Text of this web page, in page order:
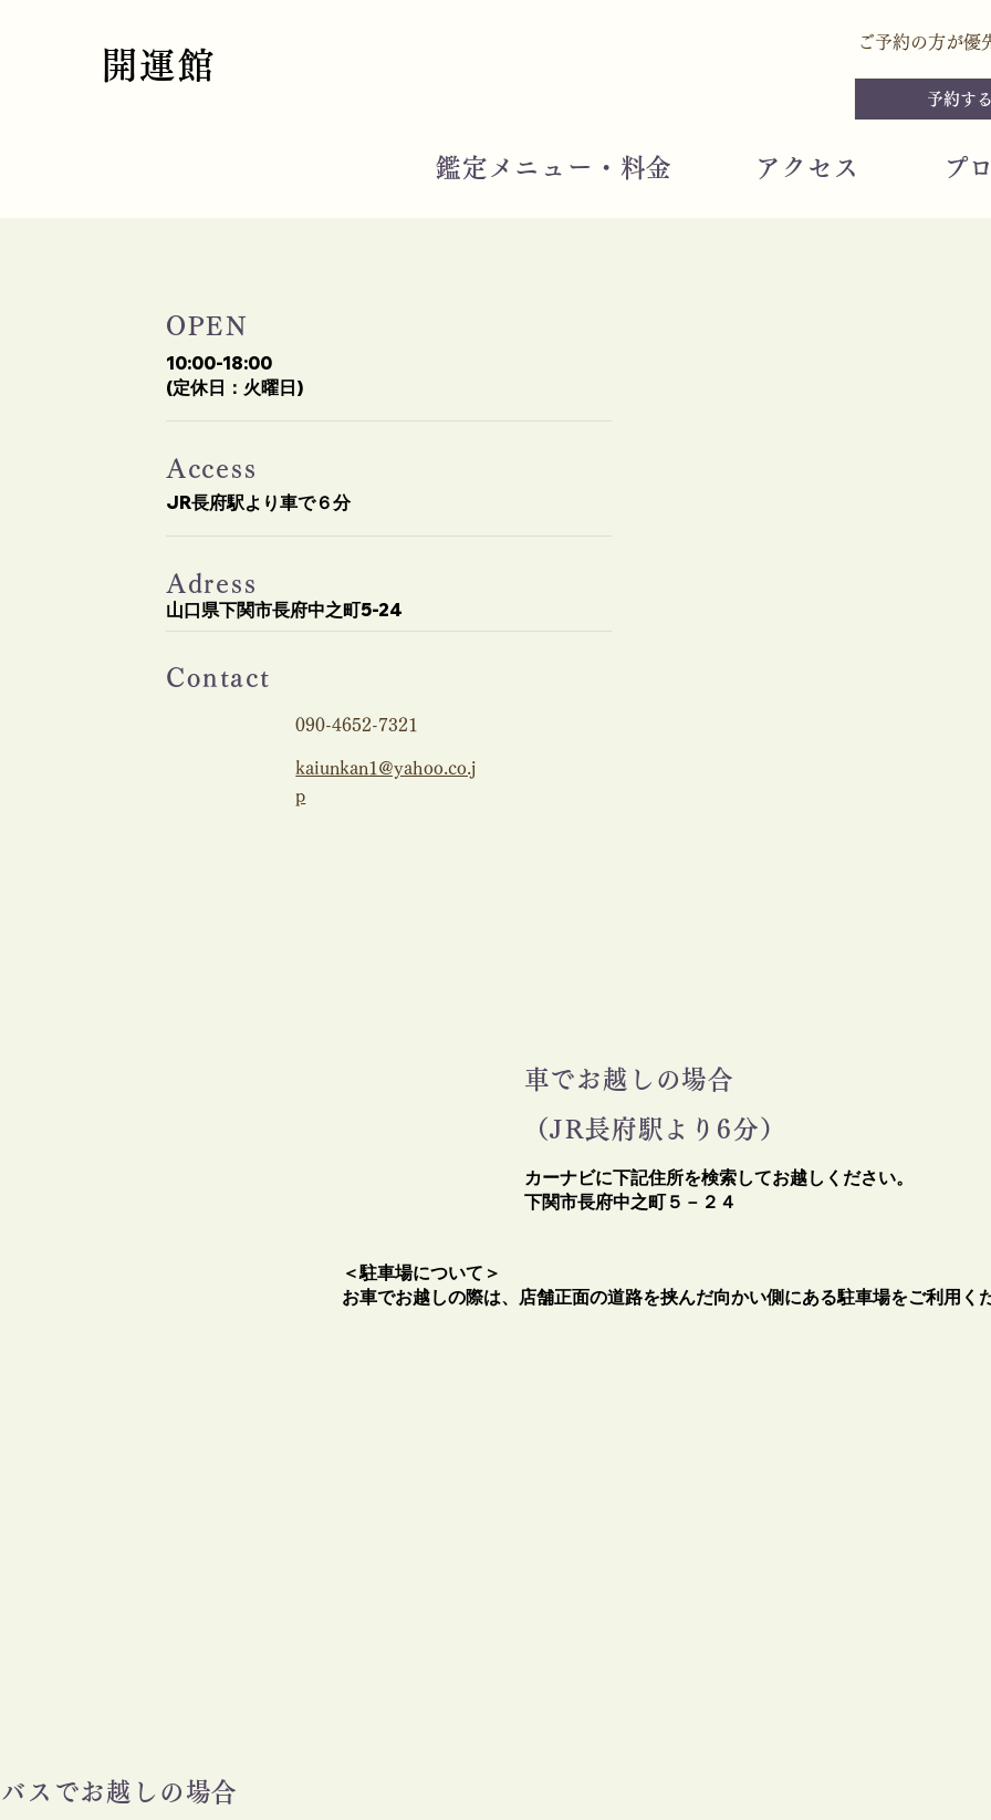
開運館
ご予約の方が優
予約す
鑑定メニュー・料金 アクセス プ
OPEN
10:00-18:00
(定休日：火曜日)
Access
JR長府駅より車で６分
Adress
山口県下関市長府中之町5-24
Contact
090-4652-7321
kaiunkan1@yahoo.co.j
p
バスでお越しの場合
車でお越しの場合
（JR長府駅より6分）
カーナビに下記住所を検索してお越しください。
​下関市長府中之町５－２４
＜駐車場について＞
お車でお越しの際は、店舗正面の道路を挟んだ向かい側にある駐車場をご利用く